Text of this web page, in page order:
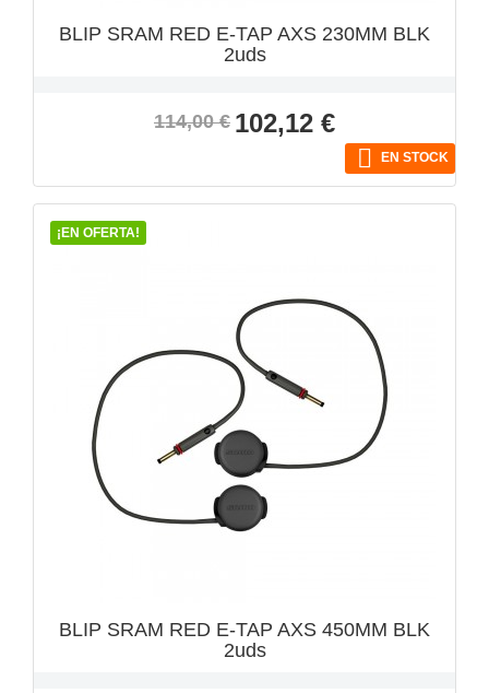
BLIP SRAM RED E-TAP AXS 230MM BLK
2uds
Precio
114,00 € Precio
102,12 €
 EN STOCK
¡EN OFERTA!
BLIP SRAM RED E-TAP AXS 450MM BLK
2uds
VISTA RÁPIDA